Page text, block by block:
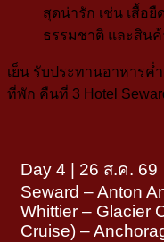
สุดน่ารัก เช่น เสื้อ
ธรรมชาติ และสิน
เย็น รับประทานอาหารค่
ที่พัก คืนที่ 3 Hotel
Day 4 | 26 ส.ค. 69
Seward – Anton
Whittier – Glacier
Cruise) –